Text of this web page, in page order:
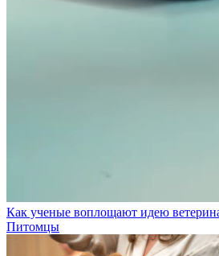
Как ученые воплощают идею
Питомцы